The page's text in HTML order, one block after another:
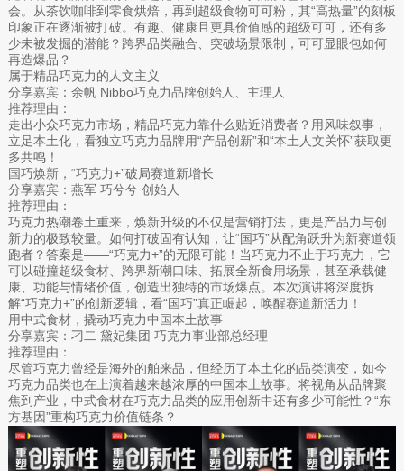
会。从茶饮咖啡到零食烘焙，再到超级食物可可粉，其“高热量”的刻板
印象正在逐渐被打破。有趣、健康且更具价值感的超级可可，还有多
少未被发掘的潜能？跨界品类融合、突破场景限制，可可显眼包如何
再造爆品？
属于精品巧克力的人文主义
分享嘉宾：余帆 Nibbo巧克力品牌创始人、主理人
推荐理由：
走出小众巧克力市场，精品巧克力靠什么贴近消费者？用风味叙事，
立足本土化，看独立巧克力品牌用“产品创新”和“本土人文关怀”获取更
多共鸣！
国巧焕新，“巧克力+”破局赛道新增长
分享嘉宾：燕军 巧兮兮 创始人
推荐理由：
巧克力热潮卷土重来，焕新升级的不仅是营销打法，更是产品力与创
新力的极致较量。如何打破固有认知，让“国巧”从配角跃升为新赛道领
跑者？答案是——“巧克力+”的无限可能！当巧克力不止于巧克力，它
可以碰撞超级食材、跨界新潮口味、拓展全新食用场景，甚至承载健
康、功能与情绪价值，创造出独特的市场爆点。本次演讲将深度拆
解“巧克力+”的创新逻辑，看“国巧”真正崛起，唤醒赛道新活力！
用中式食材，撬动巧克力中国本土故事
分享嘉宾：刁二 黛妃集团 巧克力事业部总经理
推荐理由：
尽管巧克力曾经是海外的舶来品，但经历了本土化的品类演变，如今
巧克力品类也在上演着越来越浓厚的中国本土故事。将视角从品牌聚
焦到产业，中式食材在巧克力品类的应用创新中还有多少可能性？“东
方基因”重构巧克力价值链条？